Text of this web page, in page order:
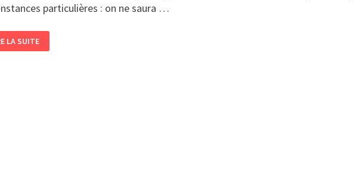
»
particulières : on ne saura …
LA SUITE